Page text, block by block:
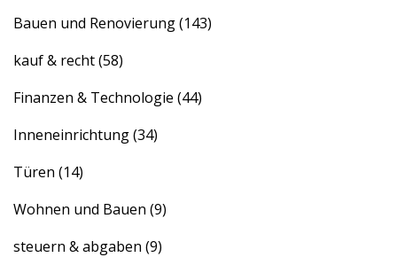
Bauen und Renovierung(143)
kauf & recht(58)
Finanzen & Technologie (44)
Inneneinrichtung(34)
Türen (14)
Wohnen und Bauen (9)
steuern & abgaben (9)